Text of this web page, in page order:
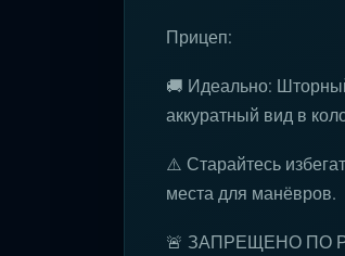
Прицеп:
🚚 Идеально:
аккуратный вид в
⚠️ Старайтесь
места для манёвров.
🚨 ЗАПРЕЩЕНО ПО